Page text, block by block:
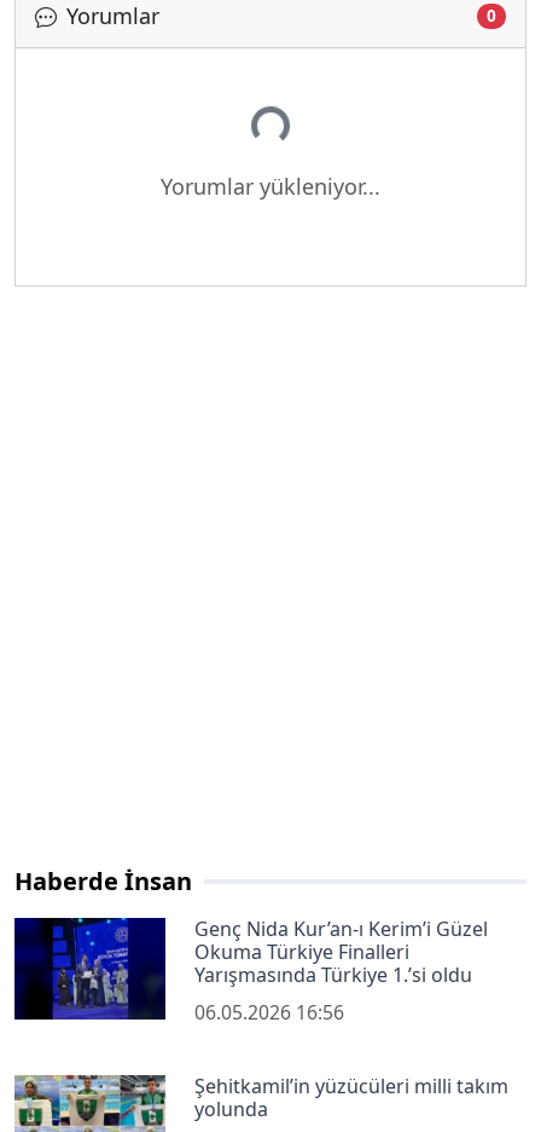
Yorumlar 0
Yükleniyor...
Yorumlar yükleniyor...
Haberde İnsan
Genç Nida Kur’an-ı Kerim’i Güzel
Okuma Türkiye Finalleri
Yarışmasında Türkiye 1.’si oldu
06.05.2026 16:56
Şehitkamil’in yüzücüleri milli takım
yolunda